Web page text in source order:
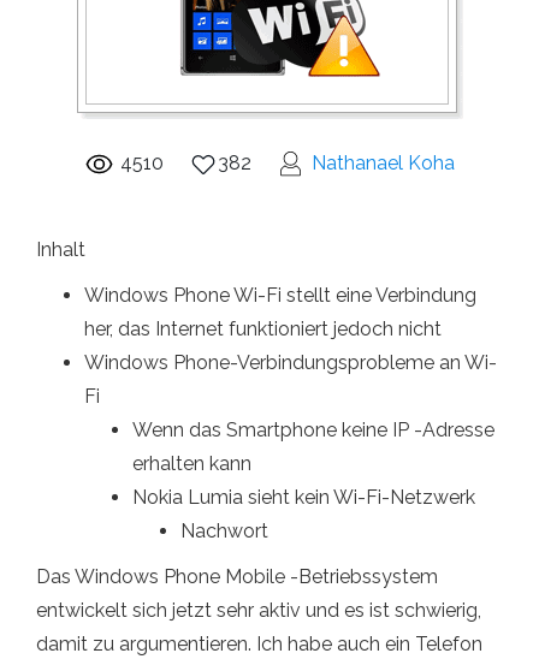
4510 382 Nathanael Koha
Inhalt
Windows Phone Wi-Fi stellt eine Verbindung
her, das Internet funktioniert jedoch nicht
Windows Phone-Verbindungsprobleme an Wi-
Fi
Wenn das Smartphone keine IP -Adresse
erhalten kann
Nokia Lumia sieht kein Wi-Fi-Netzwerk
Nachwort
Das Windows Phone Mobile -Betriebssystem
entwickelt sich jetzt sehr aktiv und es ist schwierig,
damit zu argumentieren. Ich habe auch ein Telefon